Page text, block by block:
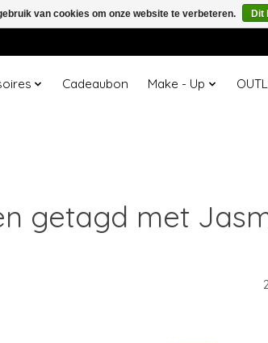
Cadeaubon Make - Up
getagd met
van cookies om onze website te verbeteren. Dit